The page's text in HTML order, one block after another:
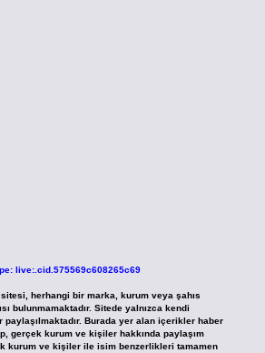
live:.cid.575569c608265c69
sitesi, herhangi bir marka, kurum veya şahıs
bulunmamaktadır. Sitede yalnızca kendi
paylaşılmaktadır. Burada yer alan içerikler haber
gerçek kurum ve kişiler hakkında paylaşım
kurum ve kişiler ile isim benzerlikleri tamamen